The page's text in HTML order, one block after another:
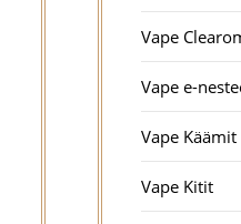
Vape
Vape e-
Vape Käämit
Vape Kitit